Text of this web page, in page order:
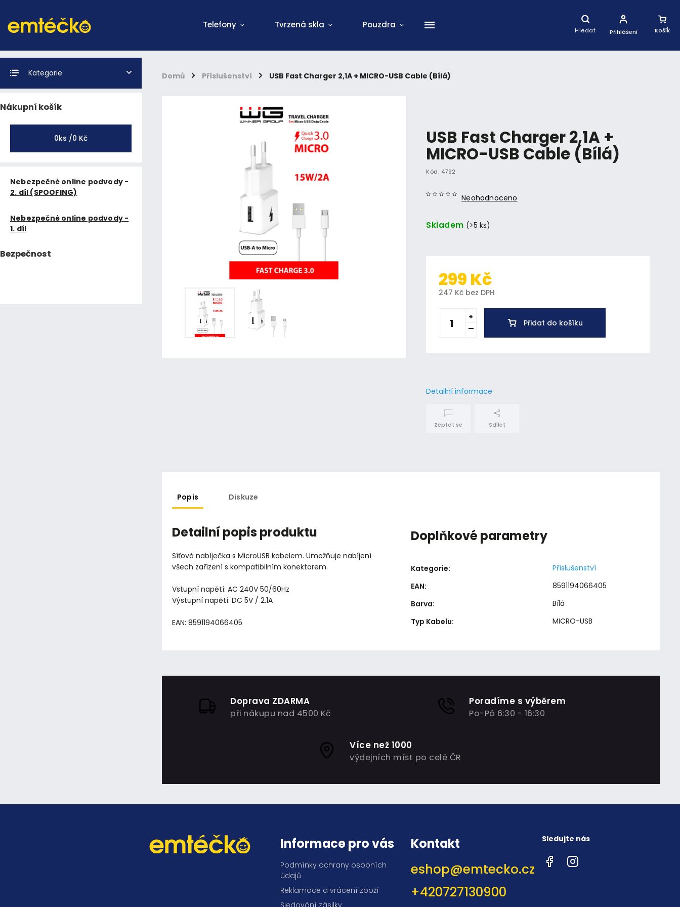
Hledat
Nákupní
Košík
Přihlášení
Telefony Tvrzená skla Pouzdra
Domů / Příslušenství / USB Fast Charger 2,1A + MICRO-USB Cable (Bílá)
Kategorie
Nákupní košík
0ks /0 Kč
Nebezpečné online podvody -
2. díl (SPOOFING)
Nebezpečné online podvody -
1. díl
Bezpečnost
USB Fast Charger 2,1A +
MICRO-USB Cable (Bílá)
Kód: 4792
Neohodnoceno
Skladem (>5 ks)
299 Kč
247 Kč bez DPH
Přidat do košíku
Detailní informace
Zeptat se Sdílet
Popis Diskuze
Detailní popis produktu
Síťová nabíječka s MicroUSB kabelem. Umožňuje nabíjení
všech zařízení s kompatibilním konektorem.
Vstupní napětí: AC 240V 50/60Hz
Výstupní napětí: DC 5V / 2.1A
EAN: 8591194066405
Doplňkové parametry
Kategorie:
Příslušenství
EAN:
8591194066405
Barva:
Bílá
Typ Kabelu: MICRO-USB
Doprava ZDARMA
při nákupu nad 4500 Kč
Poradíme s výběrem
Po-Pá 6:30 - 16:30
Více než 1000
výdejních míst po celé ČR
Informace pro vás
Podmínky ochrany osobních
údajů
Reklamace a vrácení zboží
Sledování zásilky
Kontakt
eshop@emtecko.cz
+420727130900
Sledujte nás
FacebookInstagram